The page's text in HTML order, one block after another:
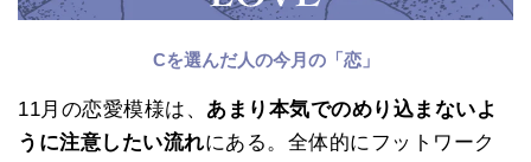
Cを選んだ人の今月の「恋」
11月の恋愛模様は、 あまり本気でのめり込まないよ
うに注意したい流れにある。全体的にフットワーク